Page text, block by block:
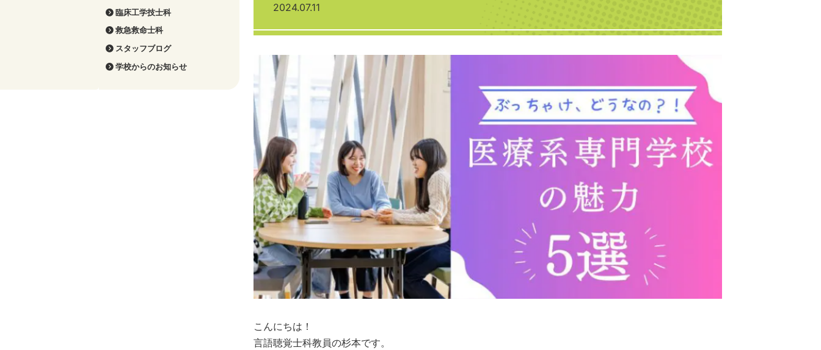
臨床工学技士科
救急救命士科
スタッフブログ
学校からのお知らせ
2024.07.11
こんにちは！
言語聴覚士科教員の杉本です。